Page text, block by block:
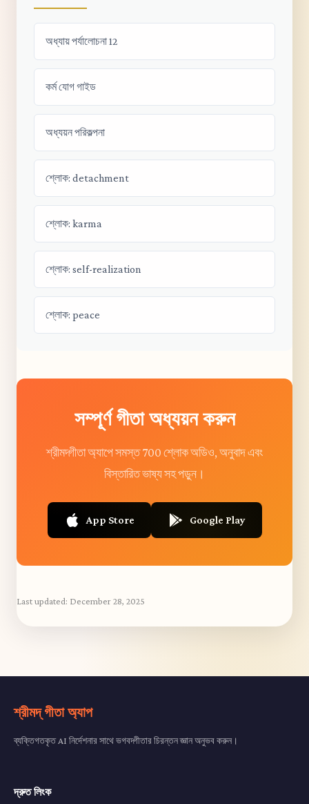
অধ্যায় পর্যালোচনা 12
কর্ম যোগ গাইড
অধ্যয়ন পরিকল্পনা
শ্লোক: detachment
শ্লোক: karma
শ্লোক: self-realization
শ্লোক: peace
সম্পূর্ণ গীতা অধ্যয়ন করুন
শ্রীমদ্গীতা অ্যাপে সমস্ত 700 শ্লোক অডিও, অনুবাদ এবং
বিস্তারিত ভাষ্য সহ পড়ুন।
App Store Google Play
Last updated: December 28, 2025
শ্রীমদ্ গীতা অ্যাপ
ব্যক্তিগতকৃত AI নির্দেশনার সাথে ভগবদ্গীতার চিরন্তন জ্ঞান অনুভব করুন।
দ্রুত লিংক